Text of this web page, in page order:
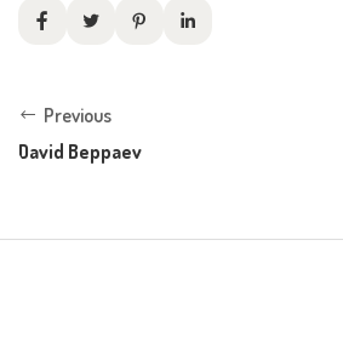
Previous
David Beppaev